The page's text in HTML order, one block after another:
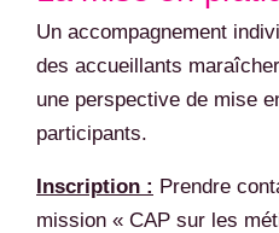
Un accompagnement
des accueillants
une perspective de mise
participants.
Inscription : Prendre
mission « CAP sur les